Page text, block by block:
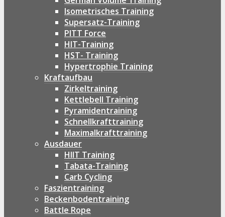
Isometrisches Training
Supersatz-Training
PITT Force
HIT-Training
HST- Training
Hypertrophie Training
Kraftaufbau
Zirkeltraining
Kettlebell Training
Pyramidentraining
Schnellkrafttraining
Maximalkrafttraining
Ausdauer
HIIT Training
Tabata-Training
Carb Cycling
Faszientraining
Beckenbodentraining
Battle Rope